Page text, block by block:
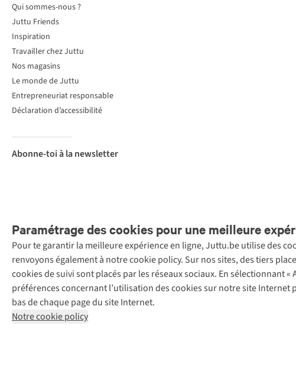
Paramétrage des cookies pour une meilleure
Pour te garantir la meilleure expérience en ligne, Juttu.be utilise des
renvoyons également à notre cookie policy. Sur nos sites, des tiers
cookies de suivi sont placés par les réseaux sociaux. En sélectionnant
préférences concernant l’utilisation des cookies sur notre site
bas de chaque page du site Internet.
Notre cookie policy
Qui sommes-nous ?
Juttu Friends
Inspiration
Travailler chez Juttu
Nos magasins
Le monde de Juttu
Entrepreneuriat responsable
Déclaration d’accessibilité
Abonne-toi à la newsletter
Mentions
Retail Concepts
N.V.,
Smallandlaan
9, 2660